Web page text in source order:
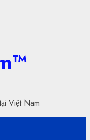
Việt Nam